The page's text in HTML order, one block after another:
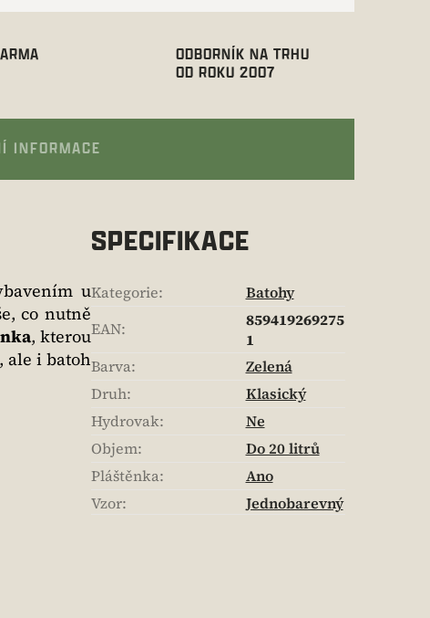
ODBORNÍK NA TRHU
OD ROKU 2007
INFORMACE
u
co nutně
, kterou
ale i batoh
SPECIFIKACE
Kategorie:
Batohy
EAN:
859419269275
1
Barva:
Zelená
Druh:
Klasický
Hydrovak:
Ne
Objem:
Do 20 litrů
Pláštěnka:
Ano
Vzor: Jednobarevný